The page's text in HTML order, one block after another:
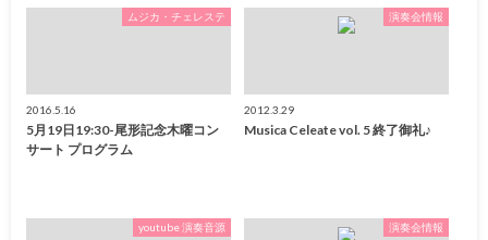
ムジカ・チェレステ
2016.5.16
5月19日19:30-尾形記念木曜コン
サート プログラム
演奏会情報
2012.3.29
Musica Celeate vol. 5 終了御礼♪
youtube 演奏音源 演奏会情報